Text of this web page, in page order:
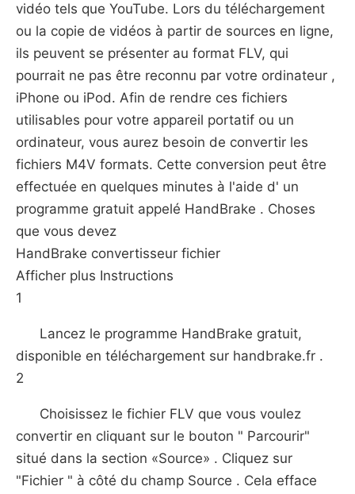
vidéo tels que YouTube. Lors du téléchargement
ou la copie de vidéos à partir de sources en ligne,
ils peuvent se présenter au format FLV, qui
pourrait ne pas être reconnu par votre ordinateur ,
iPhone ou iPod. Afin de rendre ces fichiers
utilisables pour votre appareil portatif ou un
ordinateur, vous aurez besoin de convertir les
fichiers M4V formats. Cette conversion peut être
effectuée en quelques minutes à l'aide d' un
programme gratuit appelé HandBrake . Choses
que vous devez
HandBrake convertisseur fichier
Afficher plus Instructions
1
Lancez le programme HandBrake gratuit,
disponible en téléchargement sur handbrake.fr .
2
Choisissez le fichier FLV que vous voulez
convertir en cliquant sur le bouton " Parcourir"
situé dans la section «Source» . Cliquez sur
"Fichier " à côté du champ Source . Cela efface